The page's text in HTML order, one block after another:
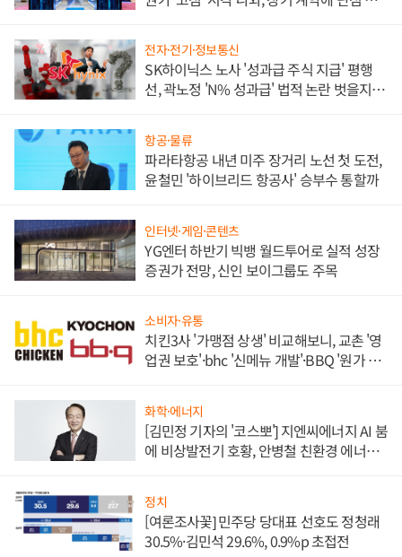
전자·전기·정보통신
SK하이닉스 노사 '성과급 주식 지급' 평행
선, 곽노정 'N% 성과급' 법적 논란 벗을지 주
항공·물류
파라타항공 내년 미주 장거리 노선 첫 도전,
윤철민 '하이브리드 항공사' 승부수 통할까
인터넷·게임·콘텐츠
YG엔터 하반기 빅뱅 월드투어로 실적 성장
증권가 전망, 신인 보이그룹도 주목
소비자·유통
치킨3사 '가맹점 상생' 비교해보니, 교촌 '영
업권 보호'·bhc '신메뉴 개발'·BBQ '원가 부
화학·에너지
[김민정 기자의 '코스뽀'] 지엔씨에너지 AI 붐
에 비상발전기 호황, 안병철 친환경 에너지
정치
[여론조사꽃] 민주당 당대표 선호도 정청래
30.5%·김민석 29.6%, 0.9%p 초접전